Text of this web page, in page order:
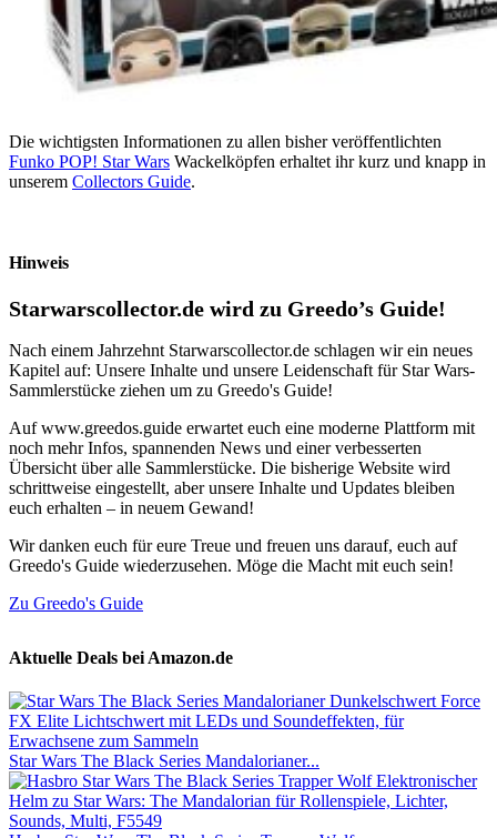
Die wichtigsten Informationen zu allen bisher veröffentlichten
Funko POP! Star Wars Wackelköpfen erhaltet ihr kurz und knapp in
unserem Collectors Guide.
Hinweis
Starwarscollector.de wird zu Greedo’s Guide!
Nach einem Jahrzehnt Starwarscollector.de schlagen wir ein neues
Kapitel auf: Unsere Inhalte und unsere Leidenschaft für Star Wars-
Sammlerstücke ziehen um zu Greedo's Guide!
Auf www.greedos.guide erwartet euch eine moderne Plattform mit
noch mehr Infos, spannenden News und einer verbesserten
Übersicht über alle Sammlerstücke. Die bisherige Website wird
schrittweise eingestellt, aber unsere Inhalte und Updates bleiben
euch erhalten – in neuem Gewand!
Wir danken euch für eure Treue und freuen uns darauf, euch auf
Greedo's Guide wiederzusehen. Möge die Macht mit euch sein!
Zu Greedo's Guide
Aktuelle Deals bei Amazon.de
Star Wars The Black Series Mandalorianer...